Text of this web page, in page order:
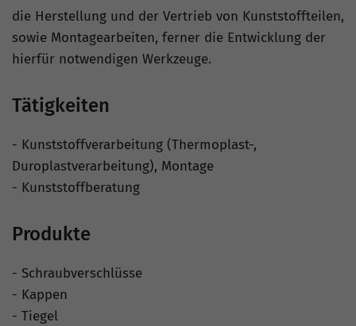
die Herstellung und der Vertrieb von Kunststoffteilen,
sowie Montagearbeiten, ferner die Entwicklung der
hierfür notwendigen Werkzeuge.
Tätigkeiten
- Kunststoffverarbeitung (Thermoplast-,
Duroplastverarbeitung), Montage
- Kunststoffberatung
Produkte
- Schraubverschlüsse
- Kappen
- Tiegel